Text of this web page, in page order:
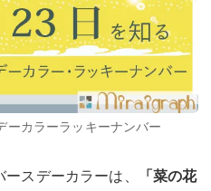
ーカラーラッキーナンバー
スデーカラーは、
「菜の花